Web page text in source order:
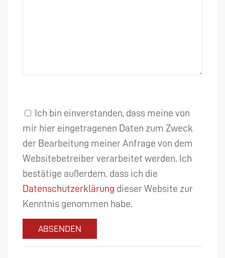
Ich bin einverstanden, dass meine von
mir hier eingetragenen Daten zum Zweck
der Bearbeitung meiner Anfrage von dem
Websitebetreiber verarbeitet werden. Ich
bestätige außerdem, dass ich die
Datenschutzerklärung dieser Website zur
Kenntnis genommen habe.
ABSENDEN